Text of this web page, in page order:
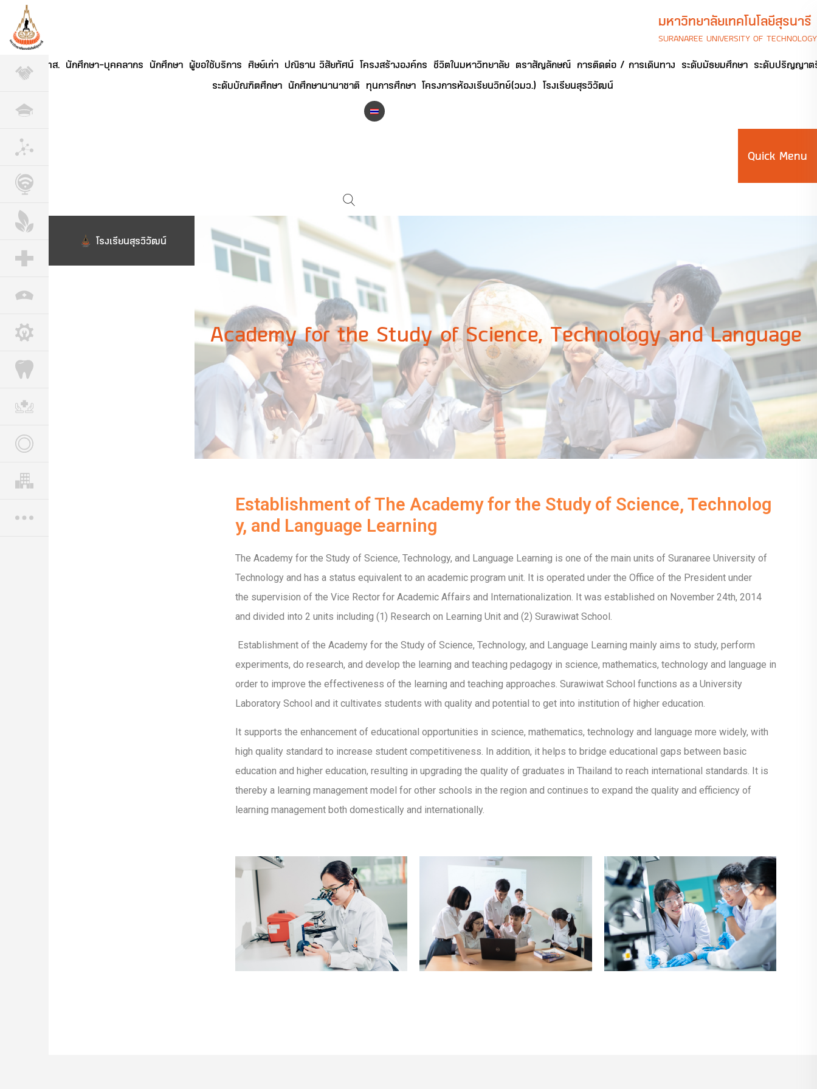
มหาวิทยาลัยเทคโนโลยีสุรนารี
SURANAREE UNIVERSITY OF TECHNOLOGY
เกี่ยวกับ มทส. นักศึกษา-บุคคลากร นักศึกษา ผู้ขอใช้บริการ ศิษย์เก่า ปณิธาน วิสัยทัศน์ โครงสร้างองค์กร ชีวิตในมหาวิทยาลัย ตราสัญลักษณ์ การติดต่อ / การเดินทาง ระดับมัธยมศึกษา ระดับปริญญาต
ระดับบัณฑิตศึกษา นักศึกษานานาชาติ ทุนการศึกษา โครงการห้องเรียนวิทย์(วมว.) โรงเรียนสุรวิวัฒน์
Quick Menu
โรงเรียนสุรวิวัฒน์
Academy for the Study of Science, Technology and Language
Establishment of The Academy for the Study of Science, Technolog
y, and Language Learning
The Academy for the Study of Science, Technology, and Language Learning is one of the main units of Suranaree University of
Technology and has a status equivalent to an academic program unit. It is operated under the Office of the President under
the supervision of the Vice Rector for Academic Affairs and Internationalization. It was established on November 24th, 2014
and divided into 2 units including (1) Research on Learning Unit and (2) Surawiwat School.
Establishment of the Academy for the Study of Science, Technology, and Language Learning mainly aims to study, perform
experiments, do research, and develop the learning and teaching pedagogy in science, mathematics, technology and language in
order to improve the effectiveness of the learning and teaching approaches. Surawiwat School functions as a University
Laboratory School and it cultivates students with quality and potential to get into institution of higher education.
It supports the enhancement of educational opportunities in science, mathematics, technology and language more widely, with
high quality standard to increase student competitiveness. In addition, it helps to bridge educational gaps between basic
education and higher education, resulting in upgrading the quality of graduates in Thailand to reach international standards. It is
thereby a learning management model for other schools in the region and continues to expand the quality and efficiency of
learning management both domestically and internationally.